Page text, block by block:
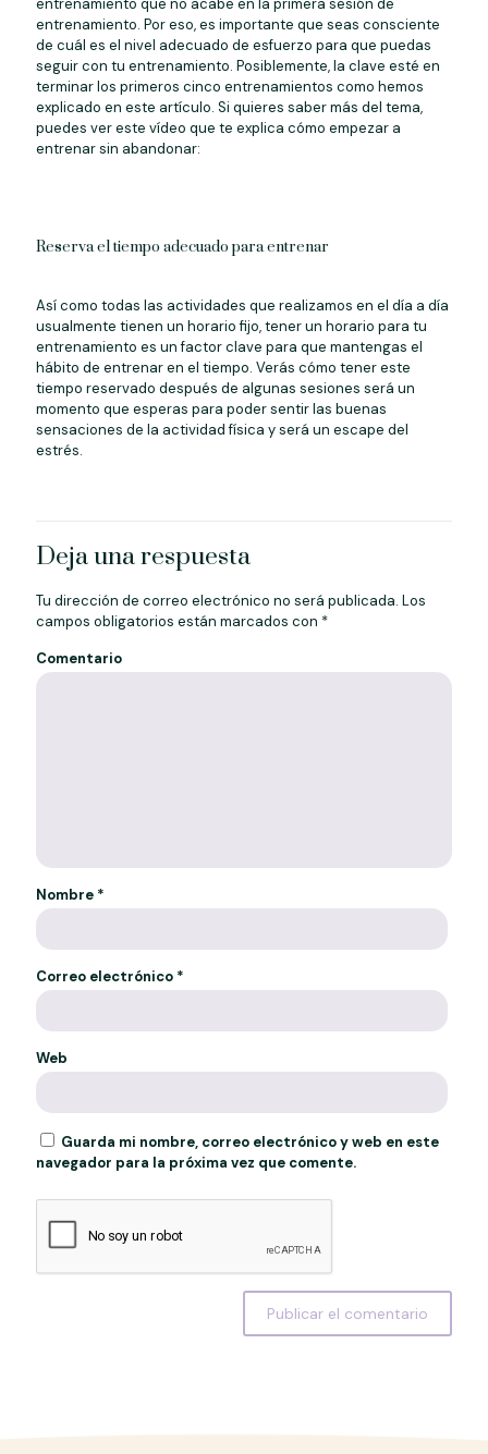
entrenamiento que no acabe en la primera sesión de
entrenamiento. Por eso, es importante que seas consciente
de cuál es el nivel adecuado de esfuerzo para que puedas
seguir con tu entrenamiento. Posiblemente, la clave esté en
terminar los primeros cinco entrenamientos como hemos
explicado en este artículo. Si quieres saber más del tema,
puedes ver este vídeo que te explica cómo empezar a
entrenar sin abandonar:
Reserva el tiempo adecuado para entrenar
Así como todas las actividades que realizamos en el día a día
usualmente tienen un horario fijo, tener un horario para tu
entrenamiento es un factor clave para que mantengas el
hábito de entrenar en el tiempo. Verás cómo tener este
tiempo reservado después de algunas sesiones será un
momento que esperas para poder sentir las buenas
sensaciones de la actividad física y será un escape del
estrés.
Deja una respuesta
Tu dirección de correo electrónico no será publicada. Los
campos obligatorios están marcados con *
Comentario
Nombre *
Correo electrónico *
Web
Guarda mi nombre, correo electrónico y web en este
navegador para la próxima vez que comente.